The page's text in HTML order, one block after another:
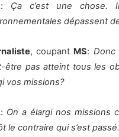
: Ça c’est une chose.
dépassent
, coupant MS: Donc
être pas atteint tous les
vos missions?
: On a élargi nos missions
le contraire qui s’est